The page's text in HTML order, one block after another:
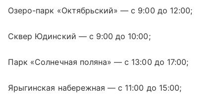
Озеро-парк «Октябрьский» — с 9:00 до 12:00;
Сквер Юдинский — с 9:00 до 10:00;
Парк «Солнечная поляна» — с 13:00 до 17:00;
Ярыгинская набережная — с 11:00 до 15:00;